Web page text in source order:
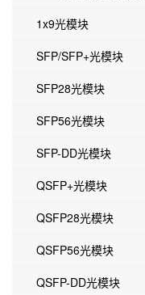
1x9光模块
SFP/SFP+光模块
SFP28光模块
SFP56光模块
SFP-DD光模块
QSFP+光模块
QSFP28光模块
QSFP56光模块
QSFP-DD光模块